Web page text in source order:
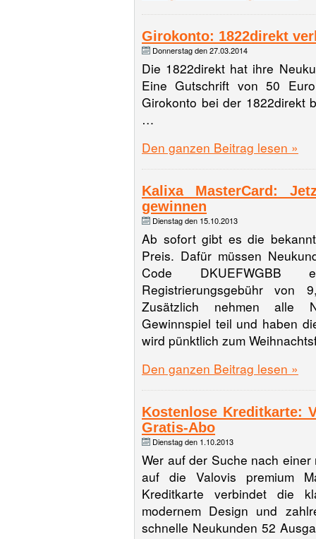
Girokonto: 1822direkt
Donnerstag den 27.03.2014
Die 1822direkt hat ihre
Eine Gutschrift von 50
Girokonto bei der 1822direkt
…
Den ganzen Beitrag lesen »
Kalixa MasterCard:
gewinnen
Dienstag den 15.10.2013
Ab sofort gibt es die
Preis. Dafür müssen
Code DKUEFWGBB
Registrierungsgebühr
Zusätzlich nehmen alle
Gewinnspiel teil und haben
wird pünktlich zum
Den ganzen Beitrag lesen »
Kostenlose Kreditkarte:
Gratis-Abo
Dienstag den 1.10.2013
Wer auf der Suche nach
auf die Valovis premium
Kreditkarte verbindet die
modernem Design und
schnelle Neukunden 52